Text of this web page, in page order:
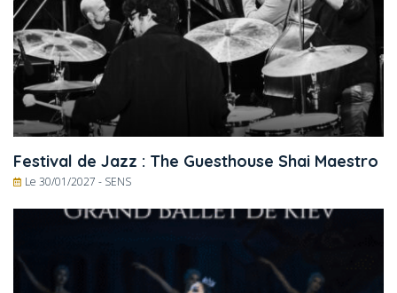
Festival de Jazz : The Guesthouse Shai Maestro
Le 30/01/2027 - SENS